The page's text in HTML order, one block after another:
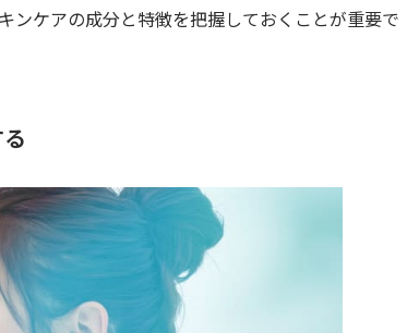
ンケアの成分と特徴を把握しておくことが重要で